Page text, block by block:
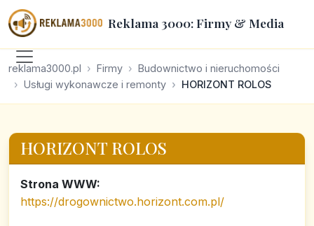
Reklama 3000: Firmy & Media
reklama3000.pl Firmy
Budownictwo i nieruchomości
Usługi wykonawcze i remonty
HORIZONT ROLOS
HORIZONT ROLOS
Strona WWW:
https://drogownictwo.horizont.com.pl/